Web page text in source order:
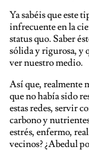
Ya sabéis que este
infrecuente en la
status quo. Saber
sólida y rigurosa, y
ver nuestro medio.
Así que, realmente
que no había sido
estas redes, servir
carbono y
estrés, enfermo,
vecinos? ¿Abedul